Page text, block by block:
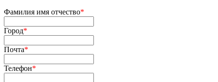
Фамилия имя отчество*
Город*
Почта*
Телефон*